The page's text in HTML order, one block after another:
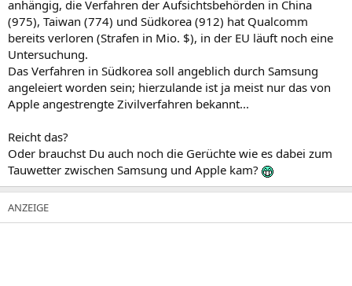
anhängig, die Verfahren der Aufsichtsbehörden in China
(975), Taiwan (774) und Südkorea (912) hat Qualcomm
bereits verloren (Strafen in Mio. $), in der EU läuft noch eine
Untersuchung.
Das Verfahren in Südkorea soll angeblich durch Samsung
angeleiert worden sein; hierzulande ist ja meist nur das von
Apple angestrengte Zivilverfahren bekannt...
Reicht das?
Oder brauchst Du auch noch die Gerüchte wie es dabei zum
Tauwetter zwischen Samsung und Apple kam?